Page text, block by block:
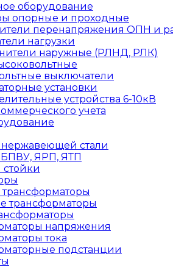
оборудование
опорные и проходные
перенапряжения ОПН и
нагрузки
наружные (РЛНД, РЛК)
выключатели
установки
устройства 6-10кВ
учета
стали
ЯРП, ЯТП
трансформаторы
напряжения
тока
подстанции